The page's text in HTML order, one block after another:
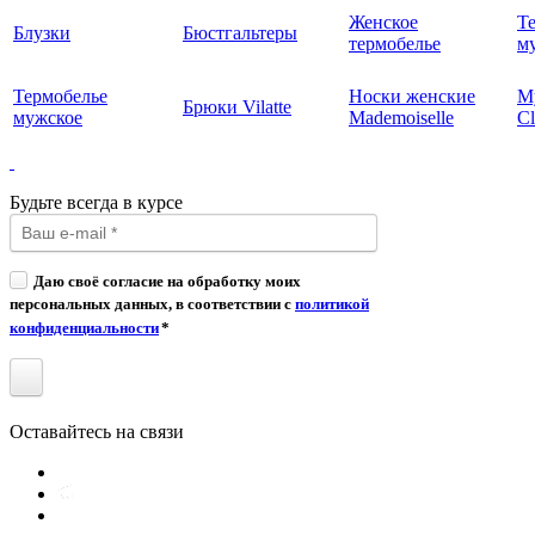
Блузки Бюстгальтеры
Женское
термобелье
Термобелье
мужское
Брюки Vilatte
Носки женские
Mademoiselle
Будьте всегда в курсе
Даю своё согласие на обработку моих
персональных данных, в соответствии с политикой
конфиденциальности*
Оставайтесь на связи